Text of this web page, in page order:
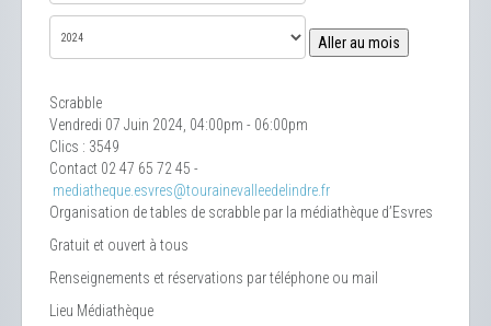
Aller au mois
Scrabble
Vendredi 07 Juin 2024, 04:00pm - 06:00pm
Clics : 3549
Contact 02 47 65 72 45 -
mediatheque.esvres@tourainevalleedelindre.fr
Organisation de tables de scrabble par la médiathèque d’Esvres
Gratuit et ouvert à tous
Renseignements et réservations par téléphone ou mail
Lieu Médiathèque